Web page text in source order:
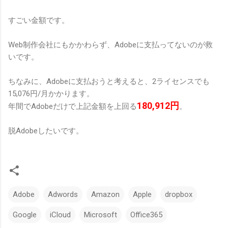
すごい金額です。
Web制作会社にもかかわらず、Adobeに支払ってないのが救
いです。
ちなみに、Adobeに支払おうと考えると、2ライセンスでも
15,076円/月かかります。
年間でAdobeだけで上記金額を上回る180,912円。
脱Adobeしたいです。
Adobe Adwords Amazon Apple dropbox
Google iCloud Microsoft Office365